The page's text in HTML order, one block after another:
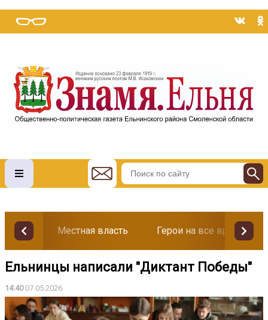
Местная власть Герои на все времена
Ельнинцы написали "Диктант Победы"
14:4007.05.2026